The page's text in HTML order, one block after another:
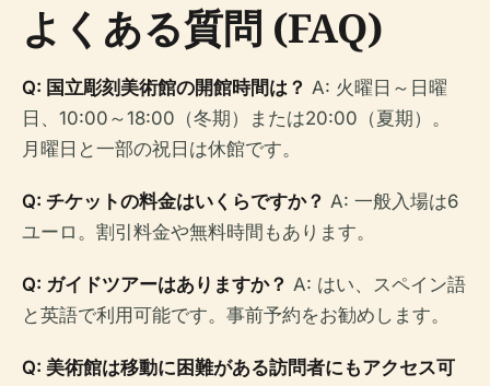
よくある質問 (FAQ)
Q: 国立彫刻美術館の開館時間は？ A: 火曜日～日曜
日、10:00～18:00（冬期）または20:00（夏期）。
月曜日と一部の祝日は休館です。
Q: チケットの料金はいくらですか？ A: 一般入場は6
ユーロ。割引料金や無料時間もあります。
Q: ガイドツアーはありますか？ A: はい、スペイン語
と英語で利用可能です。事前予約をお勧めします。
Q: 美術館は移動に困難がある訪問者にもアクセス可